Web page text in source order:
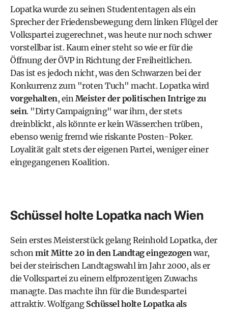
Lopatka wurde zu seinen Studententagen als ein
Sprecher der Friedensbewegung dem linken Flügel der
Volkspartei zugerechnet, was heute nur noch schwer
vorstellbar ist. Kaum einer steht so wie er für die
Öffnung der ÖVP in Richtung der Freiheitlichen.
Das ist es jedoch nicht, was den Schwarzen bei der
Konkurrenz zum "roten Tuch" macht. Lopatka wird
vorgehalten, einMeister der politischen Intrige zu
sein. "Dirty Campaigning" war ihm, der stets
dreinblickt, als könnte er kein Wässerchen trüben,
ebenso wenig fremd wie riskante Posten-Poker.
Loyalität galt stets der eigenen Partei, weniger einer
eingegangenen Koalition.
Schüssel holte Lopatka nach Wien
Sein erstes Meisterstück gelang Reinhold Lopatka, der
schonmit Mitte 20 in den Landtag eingezogenwar,
bei der steirischen Landtagswahl im Jahr 2000, als er
die Volkspartei zu einem elfprozentigen Zuwachs
managte. Das machte ihn für die Bundespartei
attraktiv. Wolfgang Schüssel holte Lopatka als